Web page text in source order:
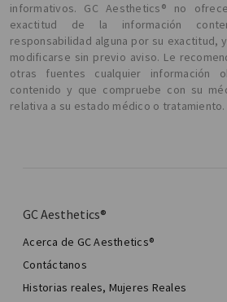
informativos. GC Aesthetics® no
exactitud de la información
responsabilidad alguna por su exactitud,
modificarse sin previo aviso. Le
otras fuentes cualquier información
contenido y que compruebe con su
relativa a su estado médico o tratamiento.
GC Aesthetics®
Acerca de GC Aesthetics®
Contáctanos
Historias reales, Mujeres Reales